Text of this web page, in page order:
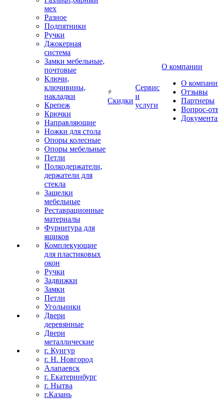
мех
Разное
Подпятники
Ручки
Джокерная
система
Замки мебельные,
почтовые
Ключи,
ключивины,
накладки
Крепеж
Крючки
Направляющие
Ножки для стола
Опоры колесные
Опоры мебельные
Петли
Полкодержатели,
держатели для
стекла
Защелки
мебельные
Реставрационные
материалы
Фурнитура для
ящиков
Комплекующие
для пластиковых
окон
Ручки
Задвижки
Замки
Петли
Угольники
Двери
деревянные
Двери
металлические
г. Кунгур
г. Н. Новгород
Алапаевск
г. Екатеринбург
г. Нытва
г.Казань
Скидки
Сервис
и
услуги
О компании
О
Отзывы
Партнеры
Вопрос-